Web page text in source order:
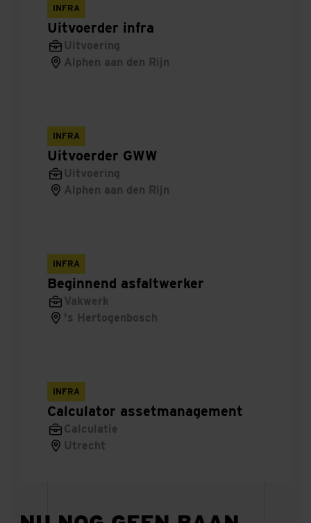
Eerste
Mbo-talentprogramma
Chef
Werkvoorbereider/Calculator
Projectcoördinator infra (ZZP mogelijk)
Uitvoerder Infra
Solution Architect
Uitvoerder infra
Timmerman of Timmervrouw
Vakgroepmanager Kabels & Leidingen
Werkvoorbereider Infra
Uitvoerder infra
Uitvoering
Alphen aan den Rijn
INFRA
Uitvoerder GWW
Uitvoering
Alphen aan den Rijn
INFRA
Beginnend asfaltwerker
Vakwerk
's Hertogenbosch
INFRA
Calculator assetmanagement
Calculatie
Utrecht
INFRA